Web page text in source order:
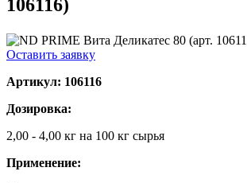
106116)
Оставить заявку
Артикул: 106116
Дозировка:
2,00 - 4,00 кг на 100 кг сырья
Применение: